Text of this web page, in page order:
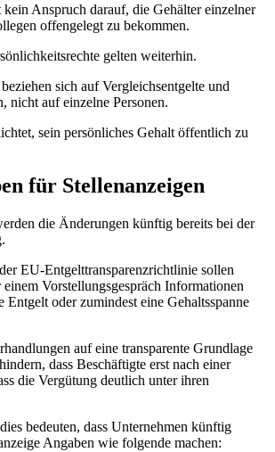
Anspruch darauf, die Gehälter einzelner
offengelegt zu bekommen.
gelten weiterhin.
sich auf Vergleichsentgelte und
nicht auf einzelne Personen.
sein persönliches Gehalt öffentlich zu
für Stellenanzeigen
die Änderungen künftig bereits bei der
EU-Entgelttransparenzrichtlinie sollen
Vorstellungsgespräch Informationen
Entgelt oder zumindest eine Gehaltsspanne
auf eine transparente Grundlage
dass Beschäftigte erst nach einer
die Vergütung deutlich unter ihren
bedeuten, dass Unternehmen künftig
Angaben wie folgende machen: